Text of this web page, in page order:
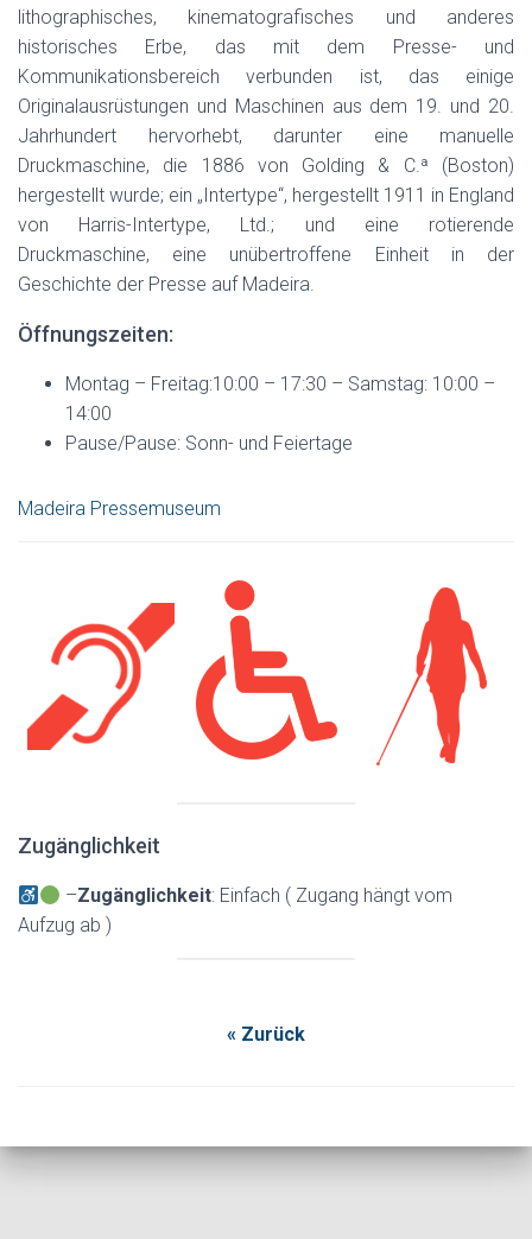
lithographisches, kinematografisches und anderes
historisches Erbe, das mit dem Presse- und
Kommunikationsbereich verbunden ist, das einige
Originalausrüstungen und Maschinen aus dem 19. und 20.
Jahrhundert hervorhebt, darunter eine manuelle
Druckmaschine, die 1886 von Golding & C.ª (Boston)
hergestellt wurde; ein „Intertype“, hergestellt 1911 in England
von Harris-Intertype, Ltd.; und eine rotierende
Druckmaschine, eine unübertroffene Einheit in der
Geschichte der Presse auf Madeira.
Öffnungszeiten:
Montag – Freitag:10:00 – 17:30 – Samstag: 10:00 –
14:00
Pause/Pause: Sonn- und Feiertage
Madeira Pressemuseum
Zugänglichkeit
–Zugänglichkeit: Einfach ( Zugang hängt vom
Aufzug ab )
« Zurück